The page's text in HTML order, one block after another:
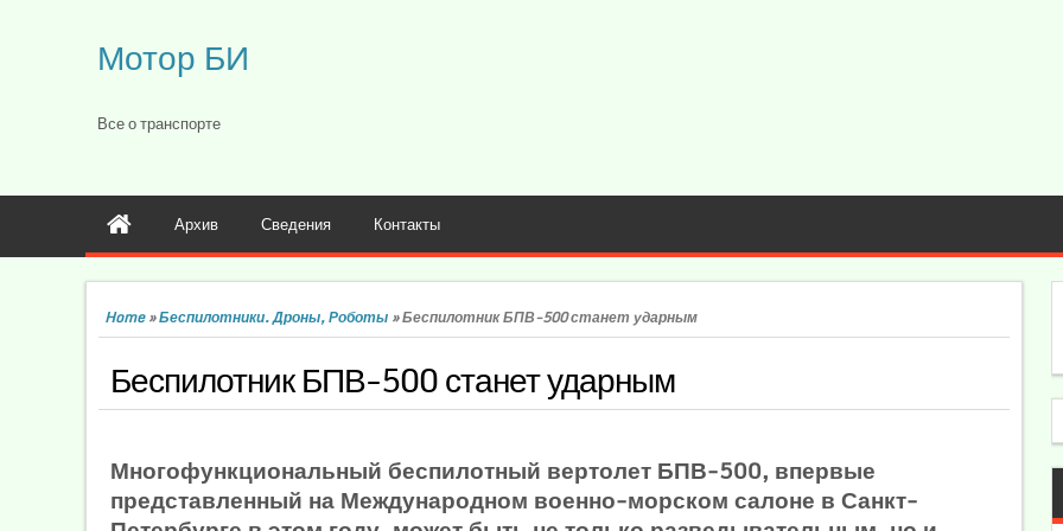
Мотор БИ
Все о транспорте
Архив Сведения Контакты
Home»Беспилотники. Дроны, Роботы »Беспилотник БПВ-500 станет ударным
Беспилотник БПВ-500 станет ударным
Многофункциональный беспилотный вертолет БПВ-500, впервые
представленный на Международном военно-морском салоне в Санкт-